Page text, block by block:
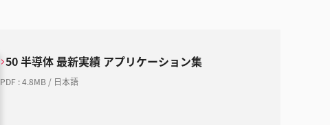
50 半導体 最新実績 アプリケーション集
PDF :4.8MB / 日本語